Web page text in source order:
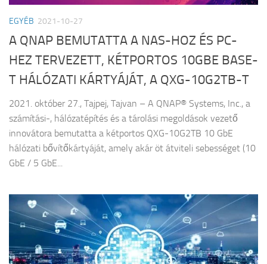
EGYÉB 2021-10-27
A QNAP BEMUTATTA A NAS-HOZ ÉS PC-
HEZ TERVEZETT, KÉTPORTOS 10GBE BASE-
T HÁLÓZATI KÁRTYÁJÁT, A QXG-10G2TB-T
2021. október 27., Tajpej, Tajvan – A QNAP® Systems, Inc., a
számítási-, hálózatépítés és a tárolási megoldások vezető
innovátora bemutatta a kétportos QXG-10G2TB 10 GbE
hálózati bővítőkártyáját, amely akár öt átviteli sebességet (10
GbE / 5 GbE...